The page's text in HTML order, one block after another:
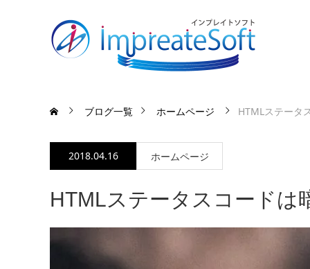
ブログ一覧 ホームページ HTMLステータ
2018.04.16 ホームページ
HTMLステータスコードは